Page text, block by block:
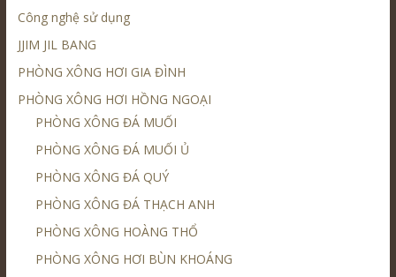
Công nghệ sử dụng
JJIM JIL BANG
PHÒNG XÔNG HƠI GIA ĐÌNH
PHÒNG XÔNG HƠI HỒNG NGOẠI
PHÒNG XÔNG ĐÁ MUỐI
PHÒNG XÔNG ĐÁ MUỐI Ủ
PHÒNG XÔNG ĐÁ QUÝ
PHÒNG XÔNG ĐÁ THẠCH ANH
PHÒNG XÔNG HOÀNG THỔ
PHÒNG XÔNG HƠI BÙN KHOÁNG